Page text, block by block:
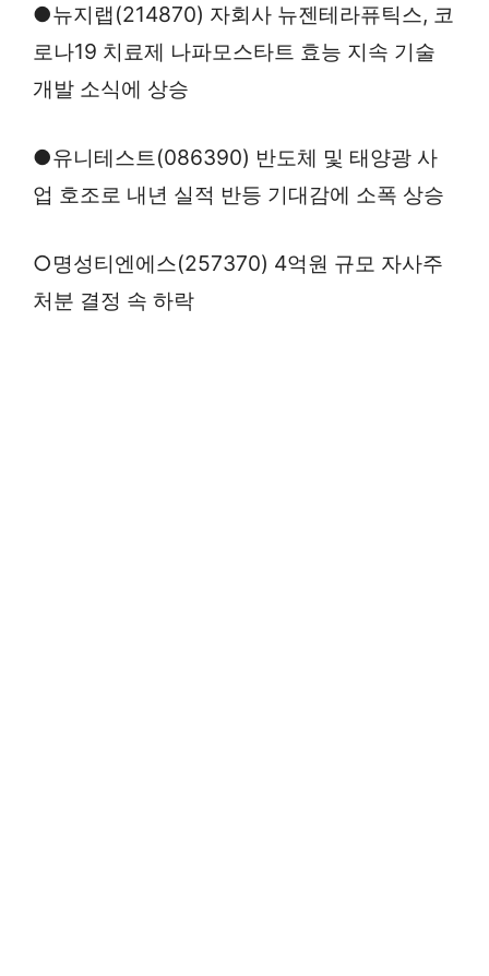
●뉴지랩(214870) 자회사 뉴젠테라퓨틱스, 코
로나19 치료제 나파모스타트 효능 지속 기술
개발 소식에 상승
●유니테스트(086390) 반도체 및 태양광 사
업 호조로 내년 실적 반등 기대감에 소폭 상승
○명성티엔에스(257370) 4억원 규모 자사주
처분 결정 속 하락